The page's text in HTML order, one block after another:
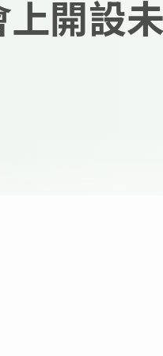
上開設